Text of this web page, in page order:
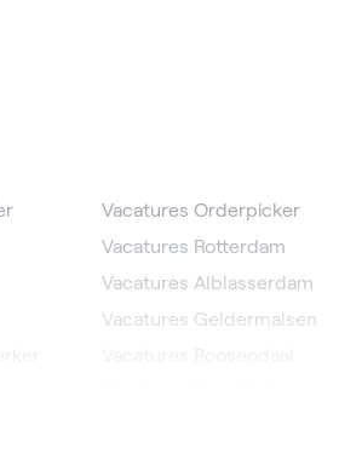
Vacatures Orderpicker
Vacatures Rotterdam
Vacatures Alblasserdam
Vacatures Geldermalsen